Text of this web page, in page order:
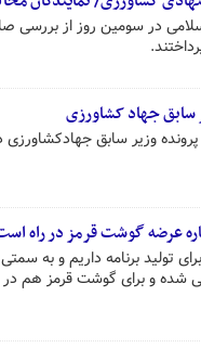
در سومین روز از بررسی
سابق جهاد کشاورزی
وزیر سابق جهادکشاورزی
عرضه گوشت قرمز در راه
تولید برنامه داریم و به
و برای گوشت قرمز هم در